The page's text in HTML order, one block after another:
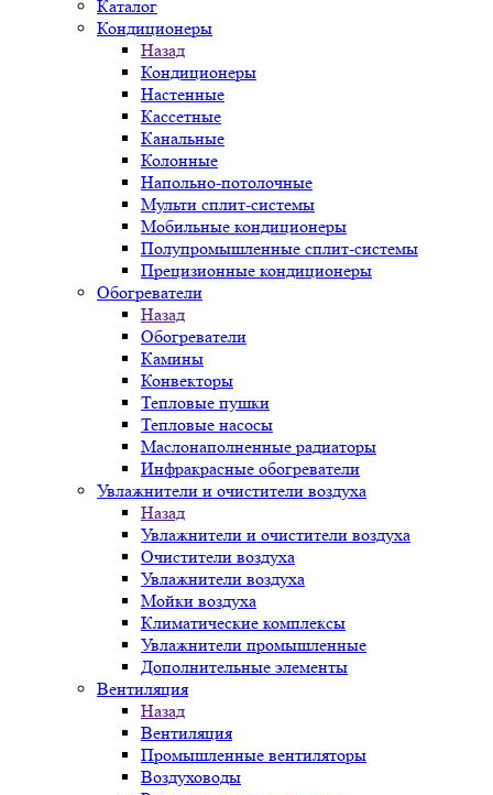
Каталог
Кондиционеры
Назад
Кондиционеры
Настенные
Кассетные
Канальные
Колонные
Напольно-потолочные
Мульти сплит-системы
Мобильные кондиционеры
Полупромышленные сплит-системы
Прецизионные кондиционеры
Обогреватели
Назад
Обогреватели
Камины
Конвекторы
Тепловые пушки
Тепловые насосы
Маслонаполненные радиаторы
Инфракрасные обогреватели
Увлажнители и очистители воздуха
Назад
Увлажнители и очистители воздуха
Очистители воздуха
Увлажнители воздуха
Мойки воздуха
Климатические комплексы
Увлажнители промышленные
Дополнительные элементы
Вентиляция
Назад
Вентиляция
Промышленные вентиляторы
Воздуховоды